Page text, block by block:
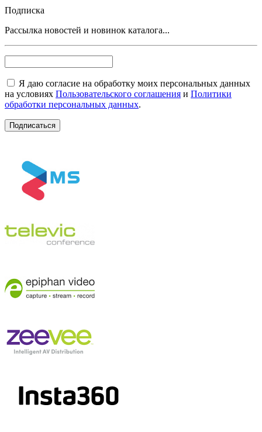
Подписка
Рассылка новостей и новинок каталога...
Я даю согласие на обработку моих персональных данных
на условиях Пользовательского соглашения и Политики
обработки персональных данных.